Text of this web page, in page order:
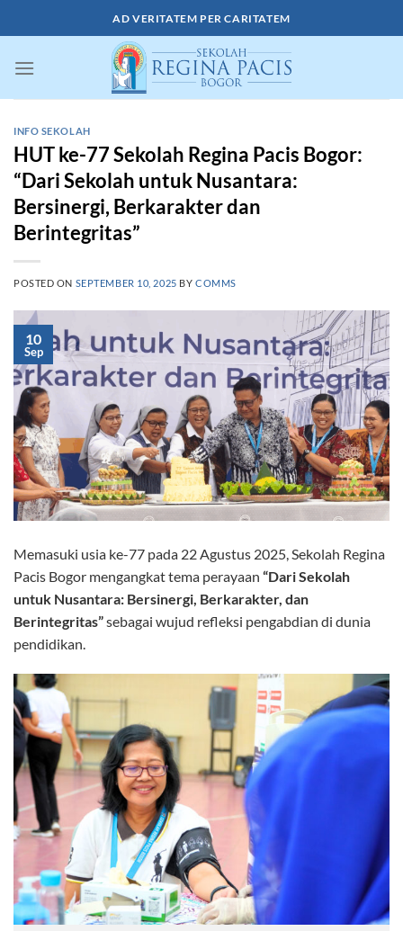
to
AD VERITATEM PER CARITATEM
INFO SEKOLAH
HUT ke-77 Sekolah Regina Pacis Bogor:
“Dari Sekolah untuk Nusantara:
Bersinergi, Berkarakter dan
Berintegritas”
POSTED ON SEPTEMBER 10, 2025 BY COMMS
10
Sep
Memasuki usia ke-77 pada 22 Agustus 2025, Sekolah Regina
Pacis Bogor mengangkat tema perayaan “Dari Sekolah
untuk Nusantara: Bersinergi, Berkarakter, dan
Berintegritas”sebagai wujud refleksi pengabdian di dunia
pendidikan.